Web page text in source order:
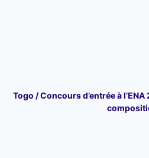
Togo / Concours d’entrée à